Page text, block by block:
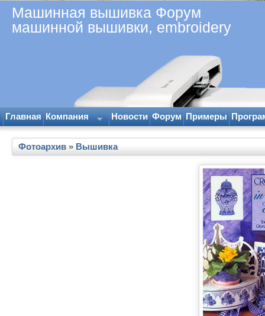
Машинная вышивка Форум
машинной вышивки, embroidery
Главная Компания Новости Форум Примеры
Фотоархив » Вышивка